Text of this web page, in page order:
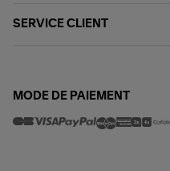
SERVICE CLIENT
MODE DE PAIEMENT